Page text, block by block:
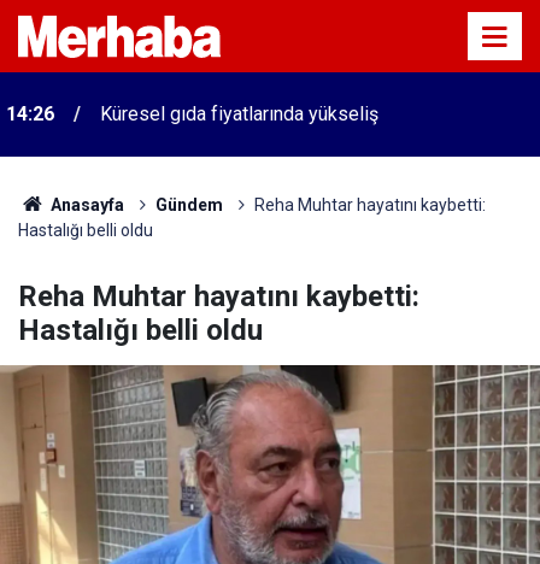
14:26 Küresel gıda fiyatlarında yükseliş
Anasayfa Gündem
Reha Muhtar hayatını kaybetti:
Hastalığı belli oldu
Reha Muhtar hayatını kaybetti:
Hastalığı belli oldu